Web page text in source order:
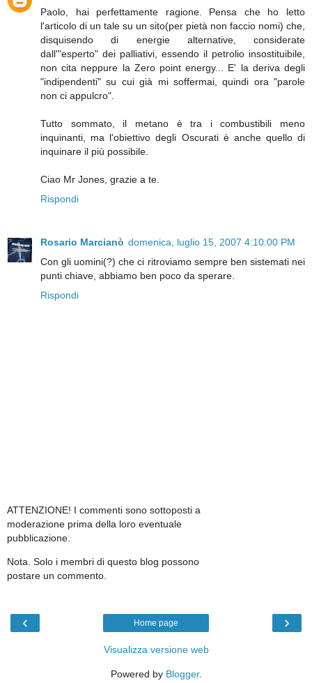
Paolo, hai perfettamente ragione. Pensa che ho letto
l'articolo di un tale su un sito(per pietà non faccio nomi) che,
disquisendo di energie alternative, considerate
dall'"esperto" dei palliativi, essendo il petrolio insostituibile,
non cita neppure la Zero point energy... E' la deriva degli
"indipendenti" su cui già mi soffermai, quindi ora "parole
non ci appulcro".
Tutto sommato, il metano è tra i combustibili meno
inquinanti, ma l'obiettivo degli Oscurati è anche quello di
inquinare il più possibile.
Ciao Mr Jones, grazie a te.
Rispondi
Rosario Marcianò domenica, luglio 15, 2007 4:10:00 PM
Con gli uomini(?) che ci ritroviamo sempre ben sistemati nei
punti chiave, abbiamo ben poco da sperare.
Rispondi
ATTENZIONE! I commenti sono sottoposti a
moderazione prima della loro eventuale
pubblicazione.
Nota. Solo i membri di questo blog possono
postare un commento.
‹ ›
Home page
Visualizza versione web
Powered by Blogger.